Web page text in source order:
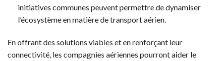
initiatives communes peuvent permettre de dynamiser
l’écosystème en matière de transport aérien.
En offrant des solutions viables et en renforçant leur
connectivité, les compagnies aériennes pourront aider le